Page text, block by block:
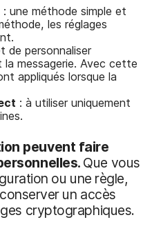
: une méthode simple et
les réglages
de personnaliser
la messagerie. Avec cette
appliqués lorsque la
: à utiliser uniquement
peuvent faire
Que vous
ou une règle,
un accès
cryptographiques.